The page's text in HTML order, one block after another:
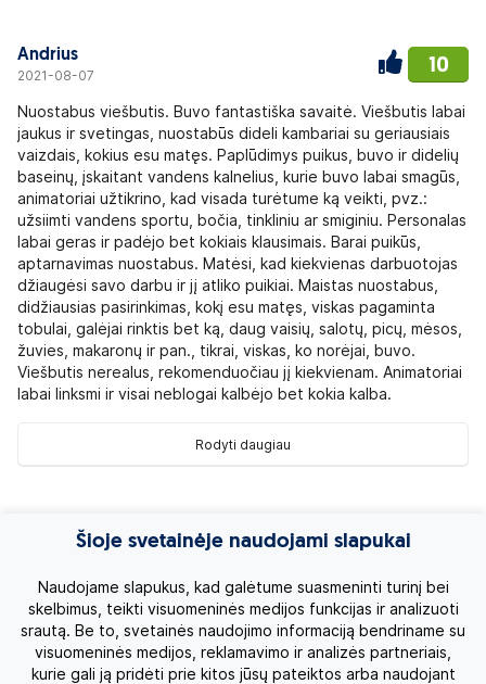
Andrius
2021-08-07 10
Nuostabus viešbutis. Buvo fantastiška savaitė. Viešbutis labai
jaukus ir svetingas, nuostabūs dideli kambariai su geriausiais
vaizdais, kokius esu matęs. Paplūdimys puikus, buvo ir didelių
baseinų, įskaitant vandens kalnelius, kurie buvo labai smagūs,
animatoriai užtikrino, kad visada turėtume ką veikti, pvz.:
užsiimti vandens sportu, bočia, tinkliniu ar smiginiu. Personalas
labai geras ir padėjo bet kokiais klausimais. Barai puikūs,
aptarnavimas nuostabus. Matėsi, kad kiekvienas darbuotojas
džiaugėsi savo darbu ir jį atliko puikiai. Maistas nuostabus,
didžiausias pasirinkimas, kokį esu matęs, viskas pagaminta
tobulai, galėjai rinktis bet ką, daug vaisių, salotų, picų, mėsos,
žuvies, makaronų ir pan., tikrai, viskas, ko norėjai, buvo.
Viešbutis nerealus, rekomenduočiau jį kiekvienam. Animatoriai
labai linksmi ir visai neblogai kalbėjo bet kokia kalba.
Rodyti daugiau
Poilsinių kelionių pasiūlymai
Šioje svetainėje naudojami slapukai
Naudojame slapukus, kad galėtume suasmeninti turinį bei
skelbimus, teikti visuomeninės medijos funkcijas ir analizuoti
srautą. Be to, svetainės naudojimo informaciją bendriname su
visuomeninės medijos, reklamavimo ir analizės partneriais,
kurie gali ją pridėti prie kitos jūsų pateiktos arba naudojant